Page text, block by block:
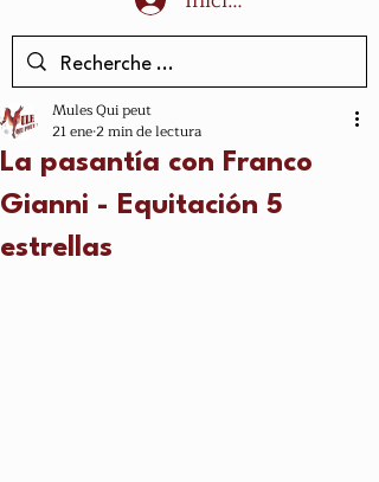
La pasantía con Franco
Gianni - Equitación 5
estrellas
Mules Qui peut
21 ene2 min de lectura